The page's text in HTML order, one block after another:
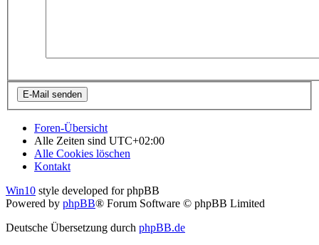
Foren-Übersicht
Alle Zeiten sind UTC+02:00
Alle Cookies löschen
Kontakt
Win10 style developed for phpBB
Powered by phpBB® Forum Software © phpBB Limited
Deutsche Übersetzung durch phpBB.de